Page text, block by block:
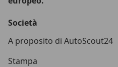
Società
A proposito di AutoScout24
Stampa